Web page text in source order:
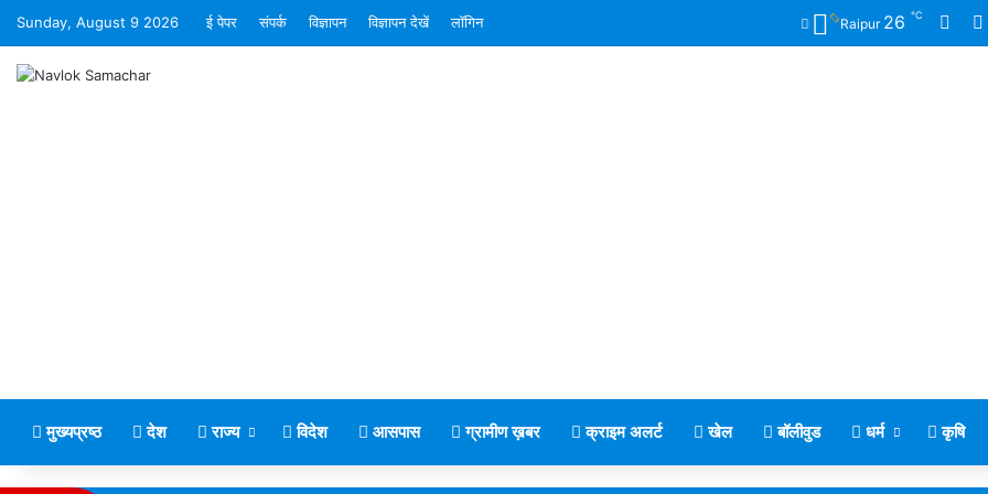
Sunday, August 9 2026 ई पेपर संपर्क विज्ञापन विज्ञापन देखें लॉगिन Raipur 26 ℃
मुख्यप्रष्ठ देश राज्य विदेश आसपास ग्रामीण ख़बर क्राइम अलर्ट खेल बॉलीवुड धर्म कृषि